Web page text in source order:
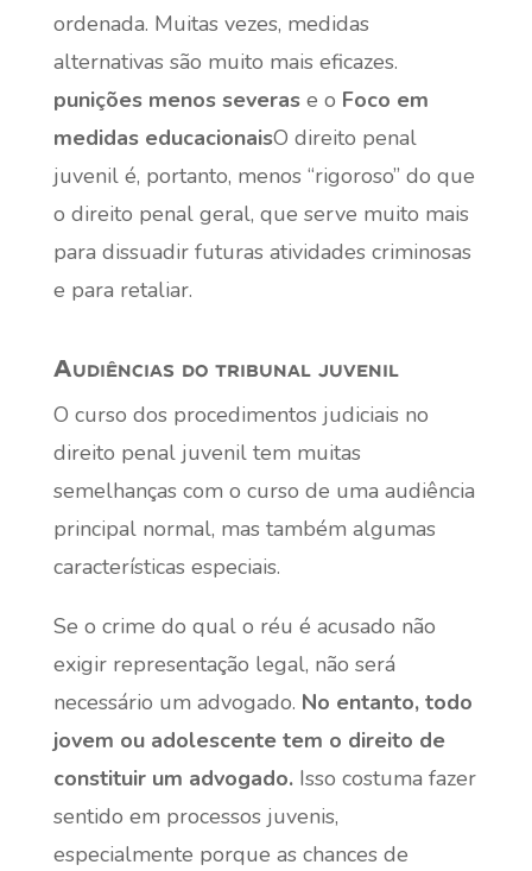
ordenada. Muitas vezes, medidas
alternativas são muito mais eficazes.
punições menos severase o Foco em
medidas educacionaisO direito penal
juvenil é, portanto, menos “rigoroso” do que
o direito penal geral, que serve muito mais
para dissuadir futuras atividades criminosas
e para retaliar.
Audiências do tribunal juvenil
O curso dos procedimentos judiciais no
direito penal juvenil tem muitas
semelhanças com o curso de uma audiência
principal normal, mas também algumas
características especiais.
Se o crime do qual o réu é acusado não
exigir representação legal, não será
necessário um advogado. No entanto, todo
jovem ou adolescente tem o direito de
constituir um advogado.Isso costuma fazer
sentido em processos juvenis,
especialmente porque as chances de